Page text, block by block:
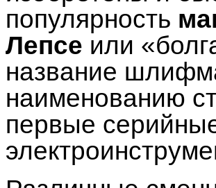
популярность
Лепсе или
название
наименованию
первые